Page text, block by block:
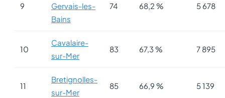
9
Gervais-les-
Bains
74 68,2 % 5 678
10
Cavalaire-
sur-Mer
83 67,3 % 7 895
11
Bretignolles-
sur-Mer
85 66,9 % 5 139